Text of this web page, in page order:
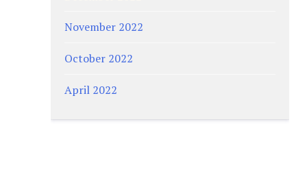
November 2022
October 2022
April 2022